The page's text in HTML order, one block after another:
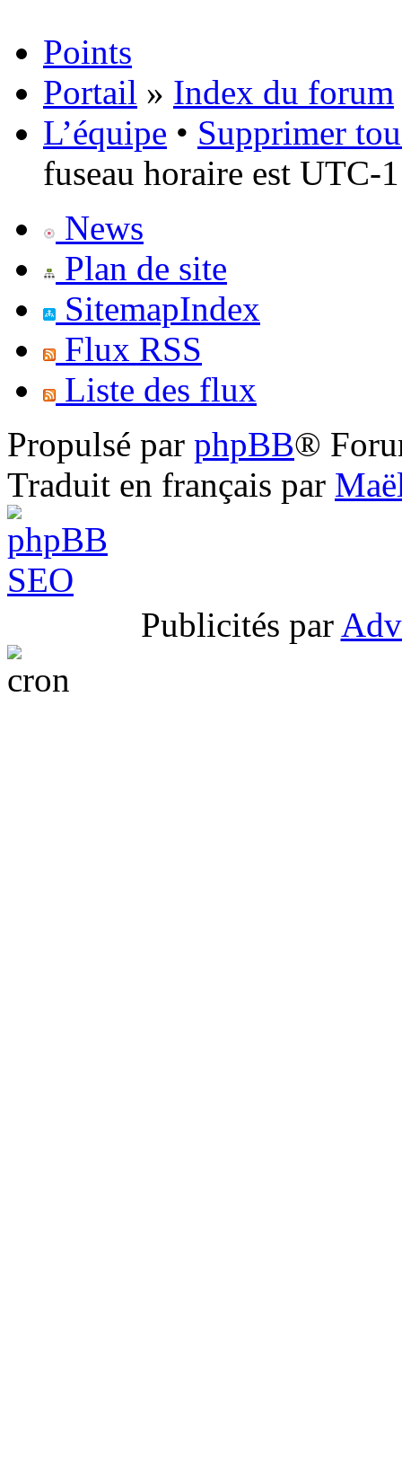
Points
Portail » Index du forum
L’équipe • Supprimer
fuseau horaire est UTC-
News
Plan de site
SitemapIndex
Flux RSS
Liste des flux
Propulsé par phpBB®
Traduit en français par
Publicités par